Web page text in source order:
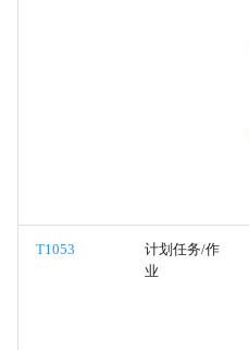
系统网络配置发现
T1053
计划任务/作
业